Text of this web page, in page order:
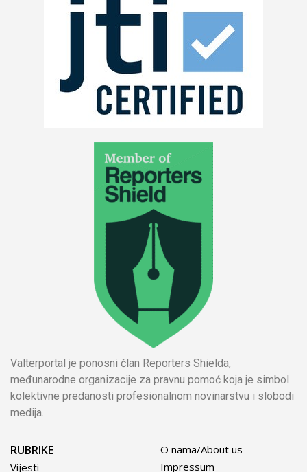
Valterportal je ponosni član Reporters Shielda,
međunarodne organizacije za pravnu pomoć koja je simbol
kolektivne predanosti profesionalnom novinarstvu i slobodi
medija.
RUBRIKE
Vijesti
O nama/About us
Impressum